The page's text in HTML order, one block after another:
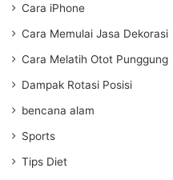
Cara iPhone
Cara Memulai Jasa Dekorasi
Cara Melatih Otot Punggung
Dampak Rotasi Posisi
bencana alam
Sports
Tips Diet